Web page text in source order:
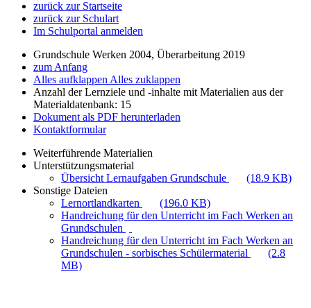
zurück zur Startseite
zurück zur Schulart
Im Schulportal anmelden
Grundschule Werken 2004, Überarbeitung 2019
zum Anfang
Alles aufklappen Alles zuklappen
Anzahl der Lernziele und -inhalte mit Materialien aus der
Materialdatenbank: 15
Dokument als PDF herunterladen
Kontaktformular
Weiterführende Materialien
Unterstützungsmaterial
Übersicht Lernaufgaben Grundschule
(18.9 KB)
Sonstige Dateien
Lernortlandkarten
(196.0 KB)
Handreichung für den Unterricht im Fach Werken an
Grundschulen
Handreichung für den Unterricht im Fach Werken an
Grundschulen - sorbisches Schülermaterial
(2.8
MB)